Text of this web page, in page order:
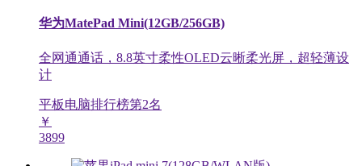
华为MatePad Mini(12GB/256GB)
全网通通话，8.8英寸柔性OLED云晰柔光屏，超轻薄设
计
平板电脑排行榜第2名
￥
3899